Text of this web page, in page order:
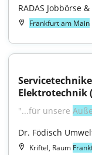
RADAS Jobbörse
Frankfurt am Main
Elektrotechnik
"...für unsere
Dr. Födisch
Kriftel, Raum